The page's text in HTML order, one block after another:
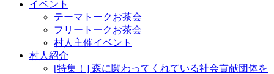
イベント
テーマトークお茶会
フリートークお茶会
村人主催イベント
村人紹介
[特集！] 森に関わってくれている社会貢献団体を